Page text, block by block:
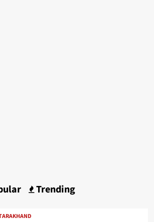
Trending